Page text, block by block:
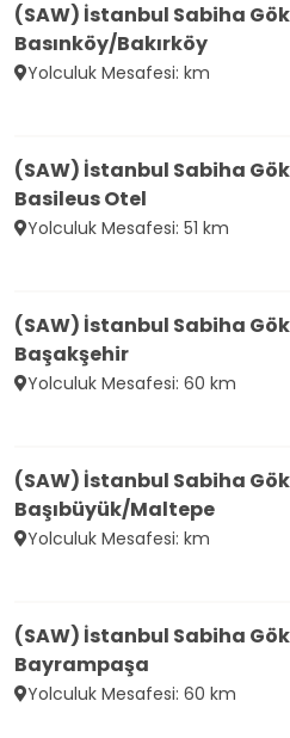
(SAW) İstanbul Sabiha
Basınköy/Bakırköy
Yolculuk Mesafesi: km
(SAW) İstanbul Sabiha
Basileus Otel
Yolculuk Mesafesi: 51 km
(SAW) İstanbul Sabiha
Başakşehir
Yolculuk Mesafesi: 60 km
(SAW) İstanbul Sabiha
Başıbüyük/Maltepe
Yolculuk Mesafesi: km
(SAW) İstanbul Sabiha
Bayrampaşa
Yolculuk Mesafesi: 60 km